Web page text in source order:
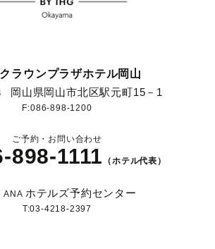
ラウンプラザホテル岡山
岡山県岡山市北区駅元町15－1
F:086-898-1200
ご予約・お問い合わせ
898-1111 （ホテル代表）
ANA ホテルズ予約センター
T:03-4218-2397